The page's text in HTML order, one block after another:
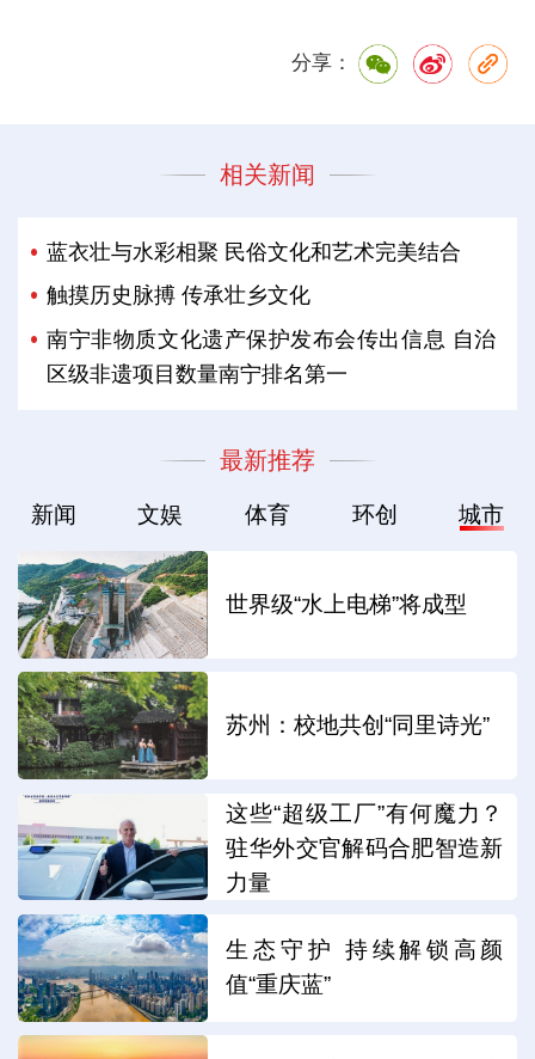
分享：
相关新闻
蓝衣壮与水彩相聚 民俗文化和艺术完美结合
触摸历史脉搏 传承壮乡文化
南宁非物质文化遗产保护发布会传出信息 自治
区级非遗项目数量南宁排名第一
最新推荐
新闻 文娱 体育 环创 城市
世界级“水上电梯”将成型
苏州：校地共创“同里诗光”
这些“超级工厂”有何魔力？
驻华外交官解码合肥智造新
力量
生态守护 持续解锁高颜
值“重庆蓝”